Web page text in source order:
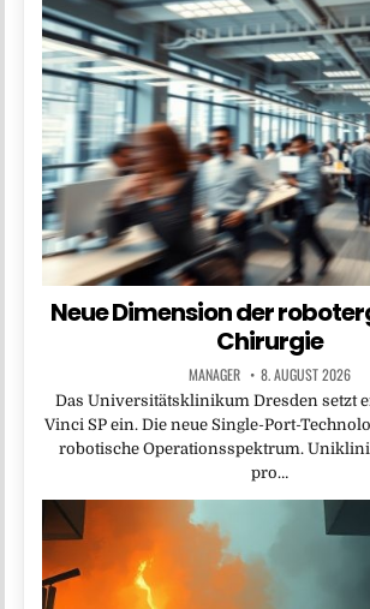
Neue Dimension der
Chirurgie
MANAGER 8. AUGUST 2026
Das Universitätsklinikum Dresden setzt
Vinci SP ein. Die neue Single-Port-
robotische Operationsspektrum.
pro…